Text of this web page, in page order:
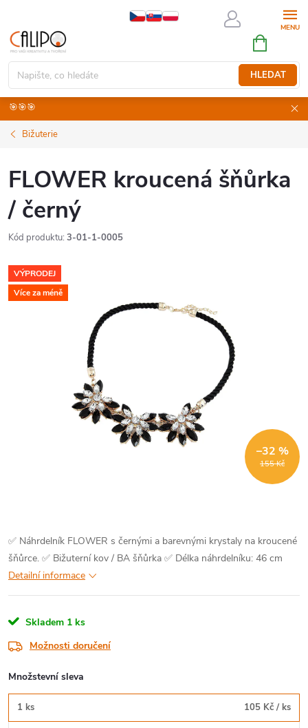
obsah
HLEDAT
NÁKUPNÍ
KOŠÍK
🎯🎯🎯
Bižuterie
FLOWER kroucená šňůrka
/ černý
Kód produktu: 3-01-1-0005
VÝPRODEJ
Více za méně
155 Kč
–32 %
✅ Náhrdelník FLOWER s černými a barevnými krystaly na kroucené
šňůrce. ✅ Bižuterní kov / BA šňůrka ✅ Délka náhrdelníku: 46 cm
Detailní informace
Skladem 1 ks
Možnosti doručení
Množstevní sleva
1 ks 105 Kč / ks